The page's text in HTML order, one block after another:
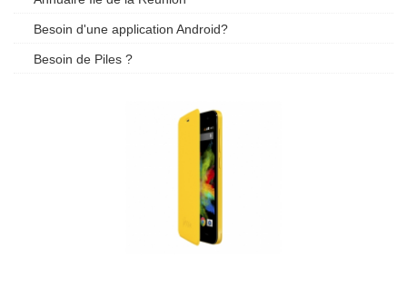
Besoin d'une application Android?
Besoin de Piles ?